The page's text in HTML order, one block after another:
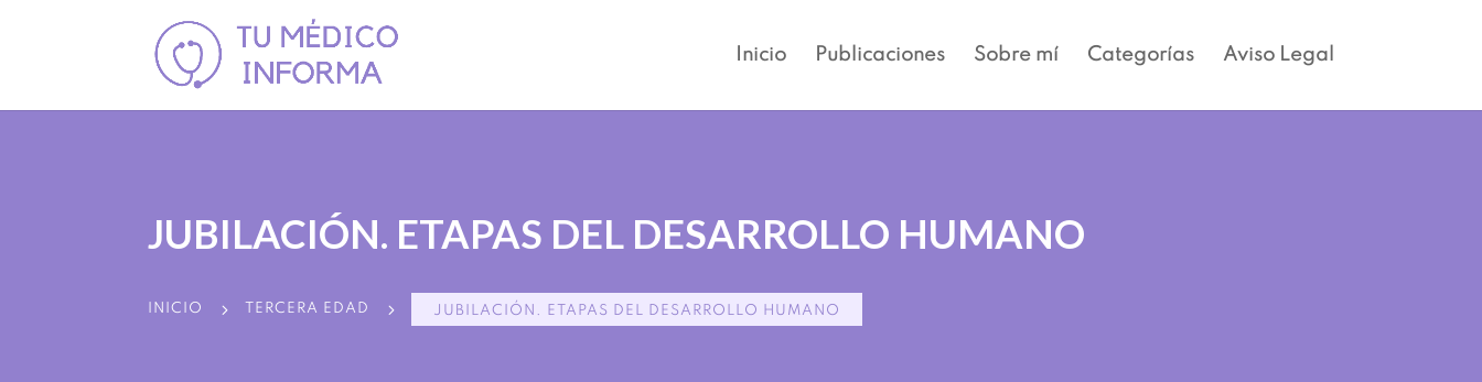
Inicio Publicaciones Sobre mí Categorías Aviso Legal
JUBILACIÓN. ETAPAS DEL DESARROLLO HUMANO
INICIO 5 TERCERA EDAD 5 JUBILACIÓN. ETAPAS DEL DESARROLLO HUMANO